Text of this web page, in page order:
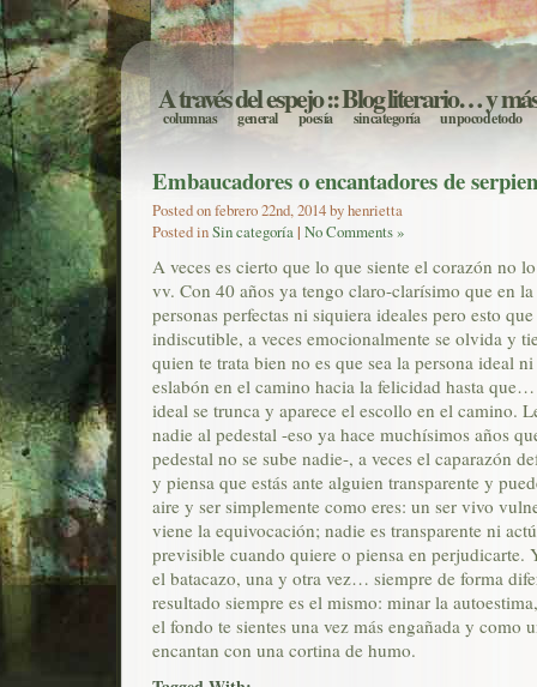
A través del espejo:: Blog literario… y
columnas general poesía sin categoría un poco de todo
Embaucadores o encantadores de
Posted on febrero 22nd, 2014 by henrietta
Posted inSin categoría| No Comments »
A veces es cierto que lo que siente el corazón no
vv. Con 40 años ya tengo claro-clarísimo que en
personas perfectas ni siquiera ideales pero esto
indiscutible, a veces emocionalmente se olvida y
quien te trata bien no es que sea la persona ideal
eslabón en el camino hacia la felicidad hasta
ideal se trunca y aparece el escollo en el camino.
nadie al pedestal -eso ya hace muchísimos años
pedestal no se sube nadie-, a veces el caparazón
y piensa que estás ante alguien transparente y
aire y ser simplemente como eres: un ser vivo
viene la equivocación; nadie es transparente ni
previsible cuando quiere o piensa en perjudicarte.
el batacazo, una y otra vez… siempre de forma
resultado siempre es el mismo: minar la
el fondo te sientes una vez más engañada y como
encantan con una cortina de humo.